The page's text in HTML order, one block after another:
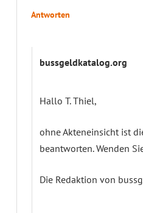
Antworten
bussgeldkatalog.org
Hallo T. Thiel,
ohne Akteneinsicht ist
beantworten. Wenden
Die Redaktion von